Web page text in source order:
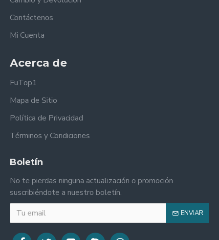
Contáctenos
Mi Cuenta
Acerca de
FuTop1
Mapa de Sitio
Política de Privacidad
Términos y Condiciones
Boletín
No te pierdas ninguna actualización o promoción
suscribiéndote a nuestro boletín.
ENVIAR